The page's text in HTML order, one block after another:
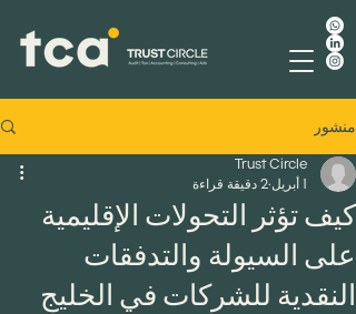
منشور
كيف تؤثر التحولات الإقليمية
على السيولة والتدفقات
النقدية للشركات في الخليج
Trust Circle
1 أبريل
2 دقيقة قراءة